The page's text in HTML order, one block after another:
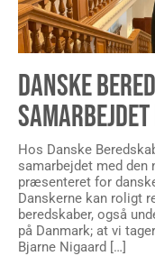
DANSKE
Hos Danske
samarbejdet med den
præsenteret for
Danskerne kan roligt
beredskaber, også
på Danmark; at vi
Bjarne Nigaard […]